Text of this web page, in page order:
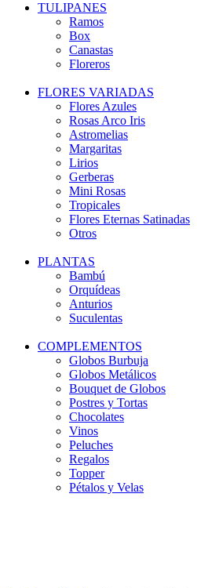
TULIPANES
Ramos
Box
Canastas
Floreros
FLORES VARIADAS
Flores Azules
Rosas Arco Iris
Astromelias
Margaritas
Lirios
Gerberas
Mini Rosas
Tropicales
Flores Eternas Satinadas
Otros
PLANTAS
Bambú
Orquídeas
Anturios
Suculentas
COMPLEMENTOS
Globos Burbuja
Globos Metálicos
Bouquet de Globos
Postres y Tortas
Chocolates
Vinos
Peluches
Regalos
Topper
Pétalos y Velas